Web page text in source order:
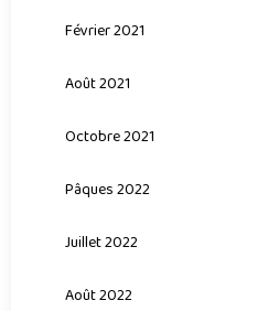
Février 2021
Août 2021
Octobre 2021
Pâques 2022
Juillet 2022
Août 2022